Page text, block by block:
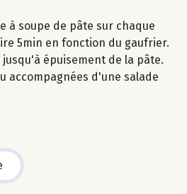
à soupe de pâte sur chaque
5min en fonction du gaufrier.
épuisement de la pâte.
accompagnées d'une salade